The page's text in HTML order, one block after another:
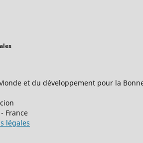
et du développement pour la
France
légales